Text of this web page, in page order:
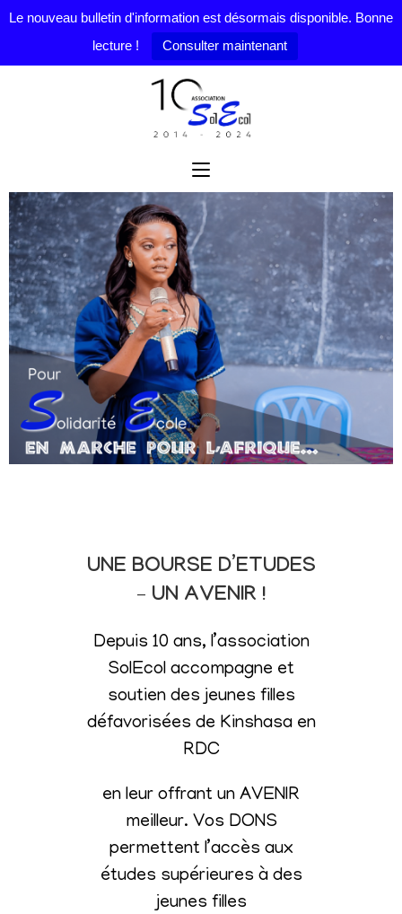
Le nouveau bulletin d'information est désormais disponible. Bonne
lecture !
Consulter maintenant
UNE BOURSE D’ETUDES
– UN AVENIR !
Depuis 10 ans, l’association
SolEcol accompagne et
soutien des jeunes filles
défavorisées de Kinshasa en
RDC
en leur offrant un AVENIR
meilleur. Vos DONS
permettent l’accès aux
études supérieures à des
jeunes filles